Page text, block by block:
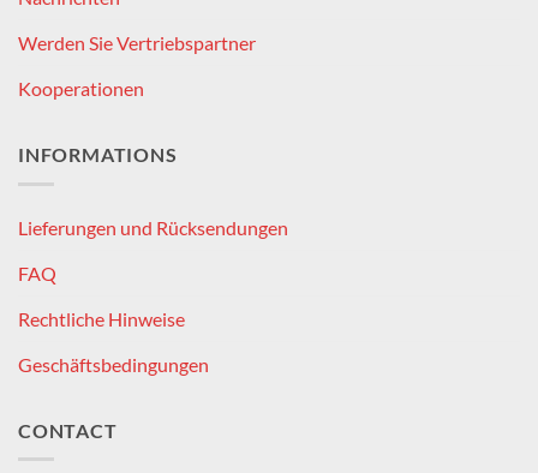
Werden Sie Vertriebspartner
Kooperationen
INFORMATIONS
Lieferungen und Rücksendungen
FAQ
Rechtliche Hinweise
Geschäftsbedingungen
CONTACT